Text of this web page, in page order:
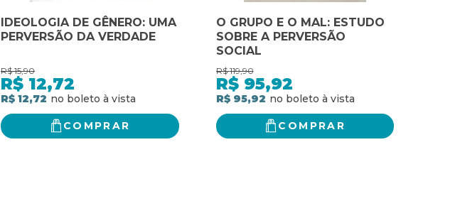
IDEOLOGIA DE GÊNERO: UMA
PERVERSÃO DA VERDADE
R$ 15,90
R$ 12,72
R$ 12,72
COMPRAR
O GRUPO E O MAL: ESTUDO
SOBRE A PERVERSÃO
SOCIAL
R$ 119,90
R$ 95,92
R$ 95,92
COMPRAR